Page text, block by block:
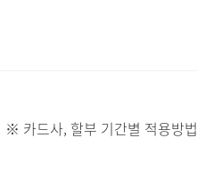
※ 카드사, 할부 기간별 적용방